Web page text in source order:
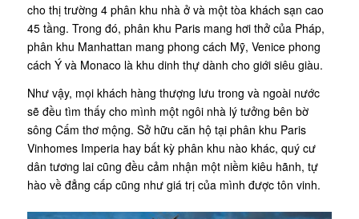
cho thị trường 4 phân khu nhà ở và một tòa khách sạn cao
45 tầng. Trong đó, phân khu Paris mang hơi thở của Pháp,
phân khu Manhattan mang phong cách Mỹ, Venice phong
cách Ý và Monaco là khu dinh thự dành cho giới siêu giàu.
Như vậy, mọi khách hàng thượng lưu trong và ngoài nước
sẽ đều tìm thấy cho mình một ngôi nhà lý tưởng bên bờ
sông Cấm thơ mộng. Sở hữu căn hộ tại phân khu Paris
Vinhomes Imperia hay bất kỳ phân khu nào khác, quý cư
dân tương lai cũng đều cảm nhận một niềm kiêu hãnh, tự
hào về đẳng cấp cũng như giá trị của mình được tôn vinh.